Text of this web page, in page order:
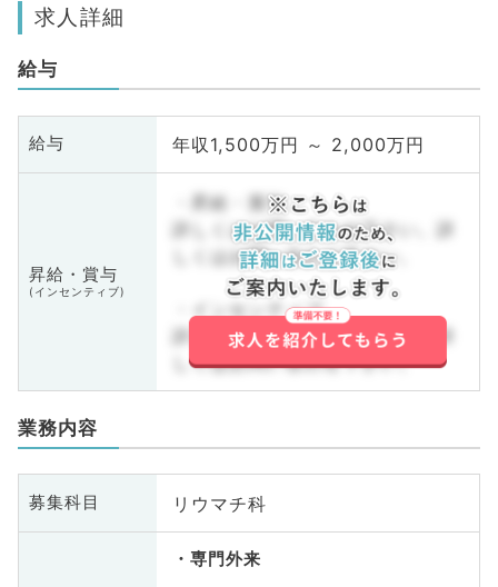
求人詳細
給与
給与 年収1,500万円 ～ 2,000万円
昇給・賞与
(インセンティブ)
・昇給・賞与
詳しくはお問い合わせ下さい。詳
しくはお問い合わせ下さい。
・インセンティブ
詳しくはお問い合わせ下さい。詳
しくはお問い合わせ下さい。
業務内容
募集科目 リウマチ科
専門外来